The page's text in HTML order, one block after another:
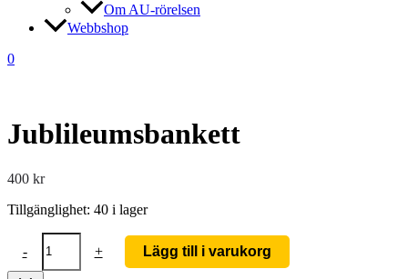
Om AU-rörelsen
Webbshop
0
Jublileumsbankett
400 kr
Tillgänglighet: 40 i lager
-
Jublileumsbankett
mängd
+ Lägg till i varukorg